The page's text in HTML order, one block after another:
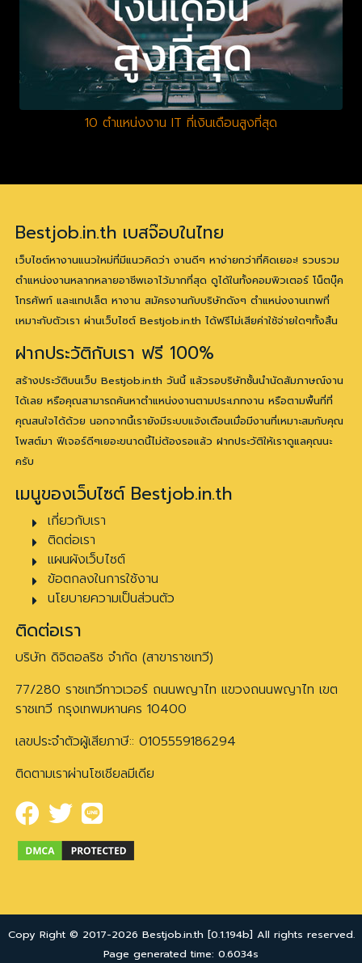
10 ตำแหน่งงาน IT ที่เงินเดือนสูงที่สุด
Bestjob.in.th เบสจ๊อบในไทย
เว็บไซต์หางานแนวใหม่ที่มีแนวคิดว่า งานดีๆ หาง่ายกว่าที่คิดเยอะ! รวบรวม
ตำแหน่งงานหลากหลายอาชีพเอาไว้มากที่สุด ดูได้ในทั้งคอมพิวเตอร์ โน็ตบุ๊ค
โทรศัพท์ และแทปเล็ต หางาน สมัครงานกับบริษัทดังๆ ตำแหน่งงานเทพที่
เหมาะกับตัวเรา ผ่านเว็บไซต์ Bestjob.in.th ได้ฟรีไม่เสียค่าใช้จ่ายใดๆทั้งสิ้น
ฝากประวัติกับเรา ฟรี 100%
สร้างประวัติบนเว็บ Bestjob.in.th วันนี้ แล้วรอบริษัทชั้นนำนัดสัมภาษณ์งาน
ได้เลย หรือคุณสามารถค้นหาตำแหน่งงานตามประเภทงาน หรือตามพื้นที่ที่
คุณสนใจได้ด้วย นอกจากนี้เรายังมีระบบแจ้งเตือนเมื่อมีงานที่เหมาะสมกับคุณ
โพสต์มา ฟีเจอร์ดีๆเยอะขนาดนี้ไม่ต้องรอแล้ว ฝากประวัติให้เราดูแลคุณนะ
ครับ
เมนูของเว็บไซต์ Bestjob.in.th
เกี่ยวกับเรา
ติดต่อเรา
แผนผังเว็บไซต์
ข้อตกลงในการใช้งาน
นโยบายความเป็นส่วนตัว
ติดต่อเรา
บริษัท ดิจิตอลริช จำกัด (สาขาราชเทวี)
77/280 ราชเทวีทาวเวอร์ ถนนพญาไท แขวงถนนพญาไท เขต
ราชเทวี กรุงเทพมหานคร 10400
เลขประจำตัวผู้เสียภาษี:: 0105559186294
ติดตามเราผ่านโซเชียลมีเดีย
Copy Right © 2017-2026 Bestjob.in.th [0.1.194b] All rights reserved.
Page generated time: 0.6034s